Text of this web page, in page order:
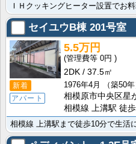
セイユウB棟 201号室
新着
アパート
5.5万円
0円
2DK
37.5㎡
1976年4月
（築50年
相模原市中央区星
相模線 上溝駅 徒